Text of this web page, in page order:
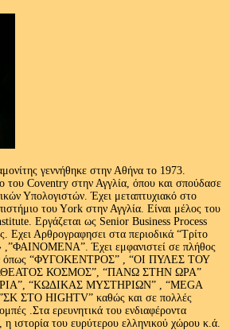
γεννήθηκε στην Αθήνα το 1973.
του Coventry στην Αγγλία, όπου και σπούδασε
Υπολογιστών. Έχει μεταπτυχιακό στο
του Υork στην Αγγλία. Είναι μέλος του
Εργάζεται ως Senior Business Process
Εχει Αρθρογραφησει στα περιοδικά “Τρίτο
,”ΦΑΙΝΟΜΕΝΑ”. Έχει εμφανιστεί σε πλήθος
όπως “ΦΥΓΟΚΕΝΤΡΟΣ” , “ΟΙ ΠΥΛΕΣ ΤΟΥ
ΚΟΣΜΟΣ”, “ΠΑΝΩ ΣΤΗΝ ΩΡΑ”
“ΚΩΔΙΚΑΣ ΜΥΣΤΗΡΙΩΝ” , “MEGA
ΣΤΟ HIGHTV” καθώς και σε πολλές
.Στα ερευνητικά του ενδιαφέροντα
ιστορία του ευρύτερου ελληνικού χώρου κ.ά.